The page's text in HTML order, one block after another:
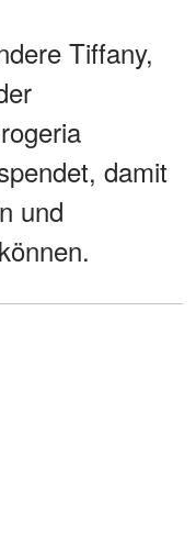
Tiffany,
damit
und